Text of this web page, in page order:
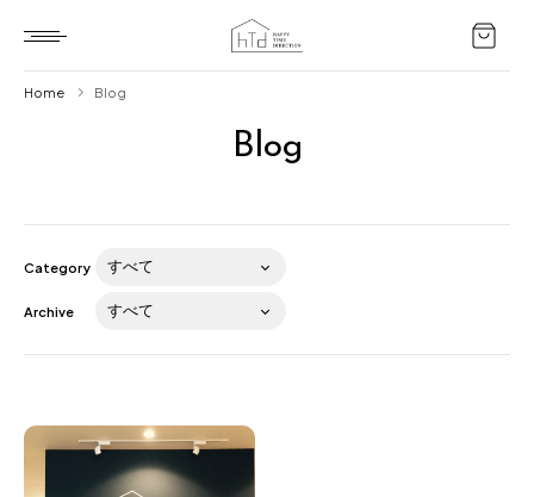
Blog
Blog
Home Blog
Category
Archive